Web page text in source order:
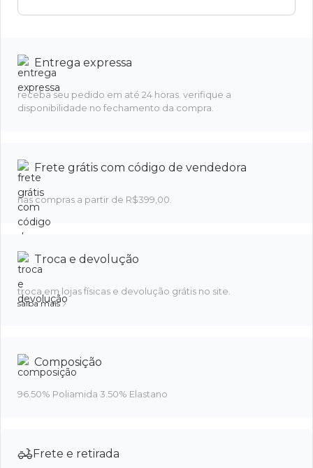
Entrega expressa
receba seu pedido em até 24 horas. verifique a
disponibilidade no fechamento da compra.
Frete grátis com código de vendedora
nas compras a partir de R$399,00.
Troca e devolução
troca em lojas físicas e devolução grátis no site.
saiba mais
Composição
96.50% Poliamida 3.50% Elastano
Frete e retirada